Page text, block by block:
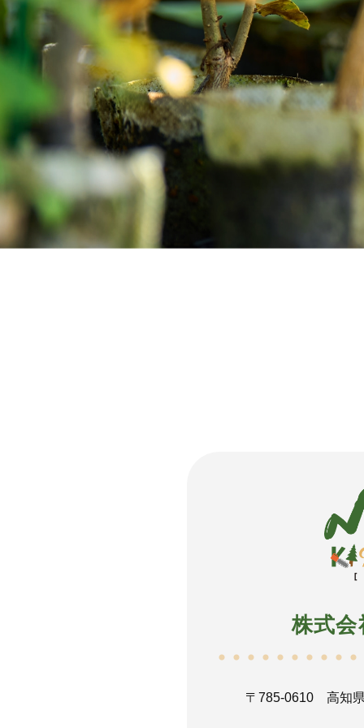
株式
〒785-0610 高知